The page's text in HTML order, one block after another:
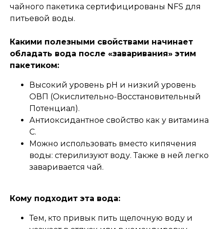
чайного пакетика сертифицированы NFS для
питьевой воды.
Какими полезными свойствами начинает
обладать вода после «заваривания» этим
пакетиком:
Высокий уровень pH и низкий уровень
ОВП (Окислительно-Восстановительный
Потенциал).
Антиоксидантное свойство как у витамина
C.
Можно использовать вместо кипячения
воды: стерилизуют воду. Также в ней легко
заваривается чай.
Кому подходит эта вода:
Тем, кто привык пить щелочную воду и